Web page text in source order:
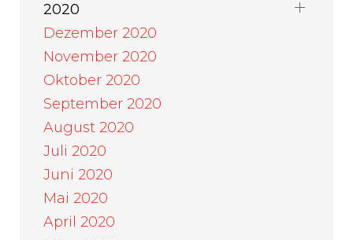
2020
Dezember 2020
November 2020
Oktober 2020
September 2020
August 2020
Juli 2020
Juni 2020
Mai 2020
April 2020